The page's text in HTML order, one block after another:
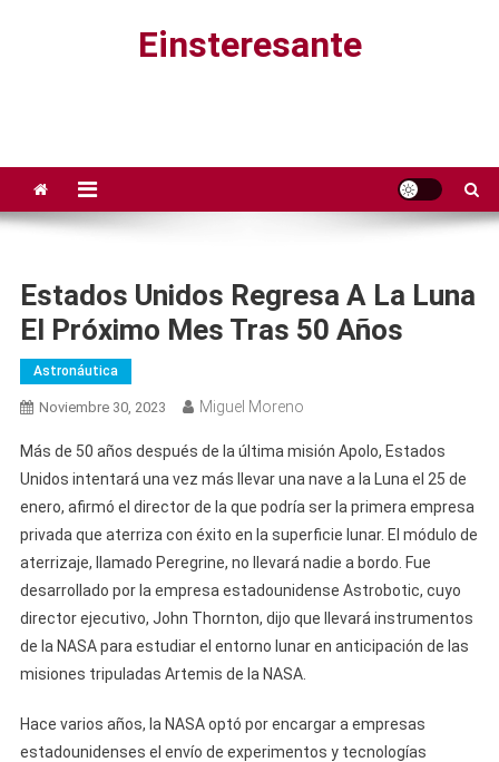
Einsteresante
Estados Unidos Regresa A La Luna
El Próximo Mes Tras 50 Años
Astronáutica
Noviembre 30, 2023 Miguel Moreno
Más de 50 años después de la última misión Apolo, Estados
Unidos intentará una vez más llevar una nave a la Luna el 25 de
enero, afirmó el director de la que podría ser la primera empresa
privada que aterriza con éxito en la superficie lunar. El módulo de
aterrizaje, llamado Peregrine, no llevará nadie a bordo. Fue
desarrollado por la empresa estadounidense Astrobotic, cuyo
director ejecutivo, John Thornton, dijo que llevará instrumentos
de la NASA para estudiar el entorno lunar en anticipación de las
misiones tripuladas Artemis de la NASA.
​Hace varios años, la NASA optó por encargar a empresas
estadounidenses el envío de experimentos y tecnologías